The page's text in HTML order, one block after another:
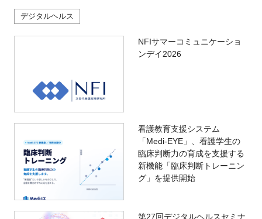
デジタルヘルス
NFIサマーコミュニケーショ
ンデイ2026
看護教育支援システム
「Medi-EYE」、看護学生の
臨床判断力の育成を支援する
新機能「臨床判断トレーニン
グ」を提供開始
第27回デジタルヘルスセミナ